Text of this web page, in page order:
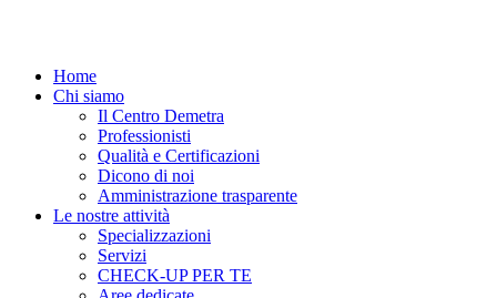
Home
Chi siamo
Il Centro Demetra
Professionisti
Qualità e Certificazioni
Dicono di noi
Amministrazione trasparente
Le nostre attività
Specializzazioni
Servizi
CHECK-UP PER TE